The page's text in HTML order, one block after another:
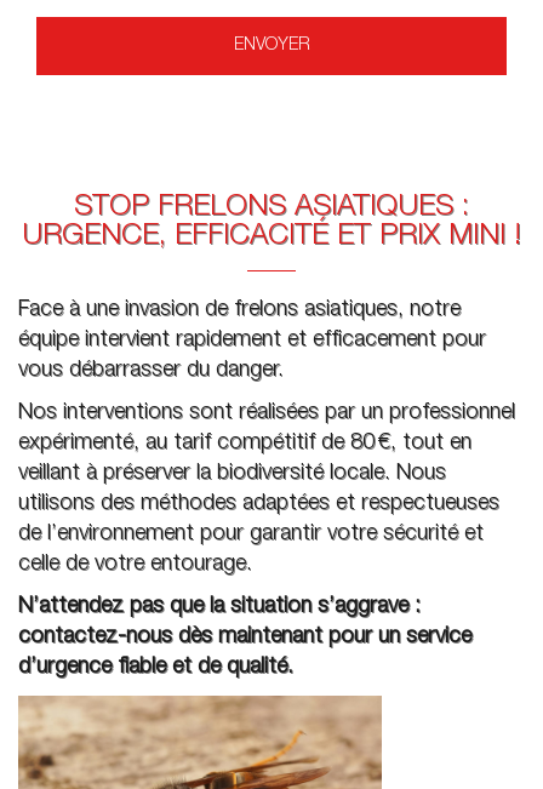
STOP FRELONS ASIATIQUES :
URGENCE, EFFICACITÉ ET PRIX MINI !
Face à une invasion de frelons asiatiques, notre
équipe intervient rapidement et efficacement pour
vous débarrasser du danger.
Nos interventions sont réalisées par un professionnel
expérimenté, au tarif compétitif de 80 €, tout en
veillant à préserver la biodiversité locale. Nous
utilisons des méthodes adaptées et respectueuses
de l’environnement pour garantir votre sécurité et
celle de votre entourage.
N’attendez pas que la situation s’aggrave :
contactez-nous dès maintenant pour un service
d’urgence fiable et de qualité.